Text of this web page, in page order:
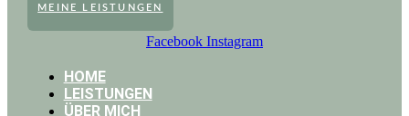
MEINE LEISTUNGEN
Facebook Instagram
HOME
LEISTUNGEN
ÜBER MICH